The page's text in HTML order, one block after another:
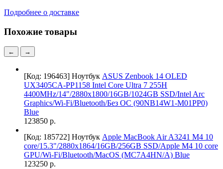
Подробнее о доставке
Похожие товары
← →
[Код: 196463] Ноутбук ASUS Zenbook 14 OLED
UX3405CA-PP1158 Intel Core Ultra 7 255H
4400MHz/14"/2880x1800/16GB/1024GB SSD/Intel Arc
Graphics/Wi-Fi/Bluetooth/Без ОС (90NB14W1-M01PP0)
Blue
123850 р.
[Код: 185722] Ноутбук Apple MacBook Air A3241 M4 10
core/15.3"/2880x1864/16GB/256GB SSD/Apple M4 10 core
GPU/Wi-Fi/Bluetooth/MacOS (MC7A4HN/A) Blue
123250 р.